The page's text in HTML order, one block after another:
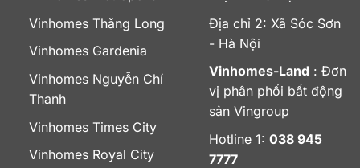
Vinhomes Thăng Long
Vinhomes Gardenia
Vinhomes Nguyễn Chí
Thanh
Vinhomes Times City
Vinhomes Royal City
Địa chỉ 2: Xã Sóc Sơn
- Hà Nội
Vinhomes-Land : Đơn
vị phân phối bất động
sản Vingroup
Hotline 1: 038 945
7777